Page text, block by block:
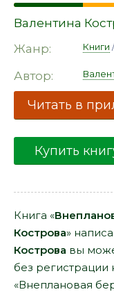
Валентина
Жанр:
Книги
Автор:
Читать в
Купить
Книга «
Кострова»
Кострова вы
без регистрации
«Внеплановая